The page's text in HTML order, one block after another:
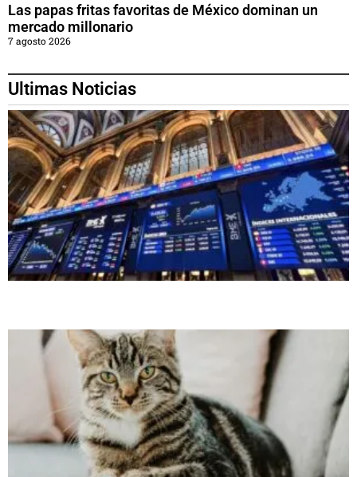
Las papas fritas favoritas de México dominan un
mercado millonario
7 agosto 2026
Ultimas Noticias